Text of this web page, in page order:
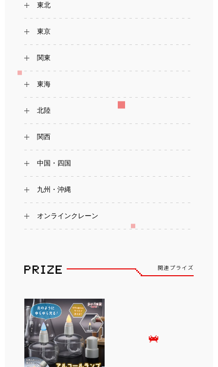
東北
東京
関東
東海
北陸
関西
中国・四国
九州・沖縄
オンラインクレーン
関連プライズ